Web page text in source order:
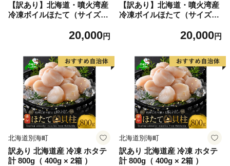
【訳あり】北海道・噴火湾産
冷凍ボイルほたて（サイズ不
＜海鮮問屋 株式会社 瑞宝
と納税 北海道 mr1-1389
20,000円
【訳あり】北海道・噴火湾産
冷凍ボイルほたて（サイズ不
屋 株式会社 瑞宝＞ 噴火湾
道 mr1-1392
20,000円
北海道別海町
訳あり 北海道産 冷凍 ホタテ
計 800g（ 400g × 2箱 ）
北海道別海町
訳あり 北海道産 冷凍 ホタテ
計 800g（ 400g × 2箱 ）